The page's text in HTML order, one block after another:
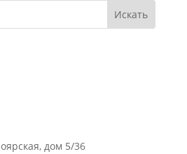
дом 5/36